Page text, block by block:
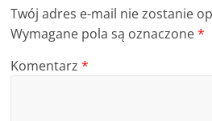
Twój adres e-mail nie zostanie
Wymagane pola są oznaczone*
Komentarz*